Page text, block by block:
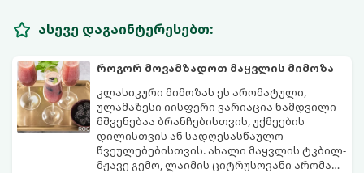
ასევე დაგაინტერესებთ:
როგორ მოვამზადოთ მაყვლის მიმოზა
კლასიკური მიმოზას ეს არომატული,
ულამაზესი იისფერი ვარიაცია ნამდვილი
მშვენებაა ბრანჩებისთვის, უქმეების
დილისთვის ან სადღესასწაულო
წვეულებებისთვის. ახალი მაყვლის ტკბილ-
მჟავე გემო, ლაიმის ციტრუსოვანი არომატი